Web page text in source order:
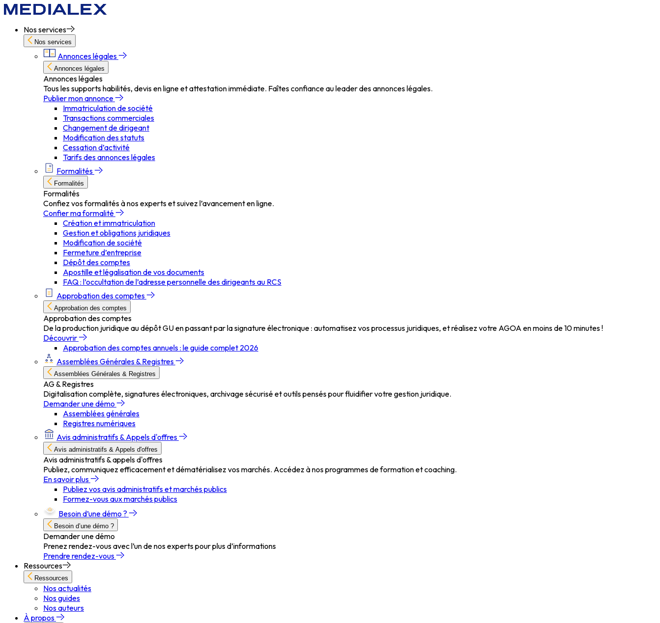
Nos services
Nos services
Annonces légales
Annonces légales
Annonces légales
Tous les supports habilités, devis en ligne et attestation immédiate. Faîtes confiance au leader des annonces légales.
Publier mon annonce
Immatriculation de société
Transactions commerciales
Changement de dirigeant
Modification des statuts
Cessation d’activité
Tarifs des annonces légales
Formalités
Formalités
Formalités
Confiez vos formalités à nos experts et suivez l’avancement en ligne.
Confier ma formalité
Création et immatriculation
Gestion et obligations juridiques
Modification de société
Fermeture d’entreprise
Dépôt des comptes
Apostille et légalisation de vos documents
FAQ : l’occultation de l’adresse personnelle des dirigeants au RCS
Approbation des comptes
Approbation des comptes
Approbation des comptes
De la production juridique au dépôt GU en passant par la signature électronique : automatisez vos processus juridiques, et réalisez votre AGOA en moins de 10 minutes !
Découvrir
Approbation des comptes annuels : le guide complet 2026
Assemblées Générales & Registres
Assemblées Générales & Registres
AG & Registres
Digitalisation complète, signatures électroniques, archivage sécurisé et outils pensés pour fluidifier votre gestion juridique.
Demander une démo
Assemblées générales
Registres numériques
Avis administratifs & Appels d'offres
Avis administratifs & Appels d'offres
Avis administratifs & appels d'offres
Publiez, communiquez efficacement et dématérialisez vos marchés. Accédez à nos programmes de formation et coaching.
En savoir plus
Publiez vos avis administratifs et marchés publics
Formez-vous aux marchés publics
Besoin d’une démo ?
Besoin d’une démo ?
Demander une démo
Prenez rendez-vous avec l’un de nos experts pour plus d’informations
Prendre rendez-vous
Ressources
Ressources
Nos actualités
Nos guides
Nos auteurs
À propos